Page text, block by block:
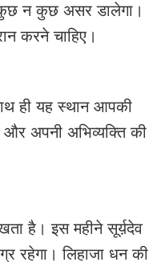
कुछ न कुछ असर डालेगा।
करने चाहिए।
ही यह स्थान आपकी
अपनी अभिव्यक्ति की
है। इस महीने सूर्य़देव
रहेगा। लिहाजा धन की